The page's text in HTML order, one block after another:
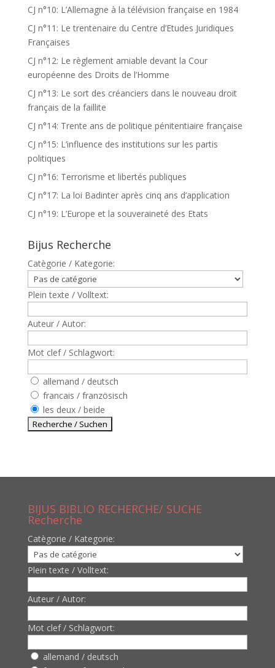
CJ n°10: L’Allemagne à la télévision française en 1984
CJ n°11: Le trentenaire du Centre d’Etudes Juridiques
Françaises
CJ n°12: Le règlement amiable devant la Cour
européenne des Droits de l’Homme
CJ n°13: Le sort des créanciers dans le nouveau droit
français de la faillite
CJ n°14: Trente ans de politique pénitentiaire française
CJ n°15: L’influence des institutions sur les partis
politiques
CJ n°16: Terrorisme et libertés publiques
CJ n°17: La loi Badinter après cinq ans d’application
CJ n°19: L’Europe et la souveraineté des Etats
Bijus Recherche
Catègorie / Kategorie:
Plein texte / Volltext:
Auteur / Autor:
Mot clef / Schlagwort:
allemand / deutsch
francais / französisch
les deux / beide
BIJUS BIBLIO RECHERCHE/ SUCHE
Recherche
Catègorie / Kategorie:
Plein texte / Volltext:
Auteur / Autor:
Mot clef / Schlagwort:
allemand / deutsch